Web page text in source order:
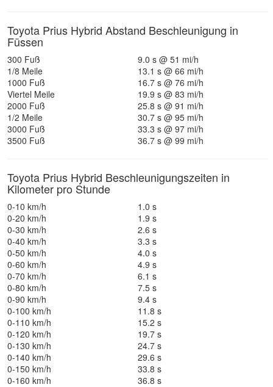
Toyota Prius Hybrid Abstand Beschleunigung in
Füssen
300 Fuß
9.0 s @ 51 mi/h
1/8 Meile
13.1 s @ 66 mi/h
1000 Fuß
16.7 s @ 76 mi/h
Viertel Meile
19.9 s @ 83 mi/h
2000 Fuß
25.8 s @ 91 mi/h
1/2 Meile
30.7 s @ 95 mi/h
3000 Fuß
33.3 s @ 97 mi/h
3500 Fuß
36.7 s @ 99 mi/h
Toyota Prius Hybrid Beschleunigungszeiten in
Kilometer pro Stunde
0-10 km/h
1.0 s
0-20 km/h
1.9 s
0-30 km/h
2.6 s
0-40 km/h
3.3 s
0-50 km/h
4.0 s
0-60 km/h
4.9 s
0-70 km/h
6.1 s
0-80 km/h
7.5 s
0-90 km/h
9.4 s
0-100 km/h
11.8 s
0-110 km/h
15.2 s
0-120 km/h
19.7 s
0-130 km/h
24.7 s
0-140 km/h
29.6 s
0-150 km/h
33.8 s
0-160 km/h
36.8 s